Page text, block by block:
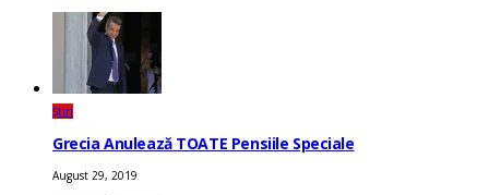
Știri
Grecia Anulează TOATE Pensiile Speciale
August 29, 2019